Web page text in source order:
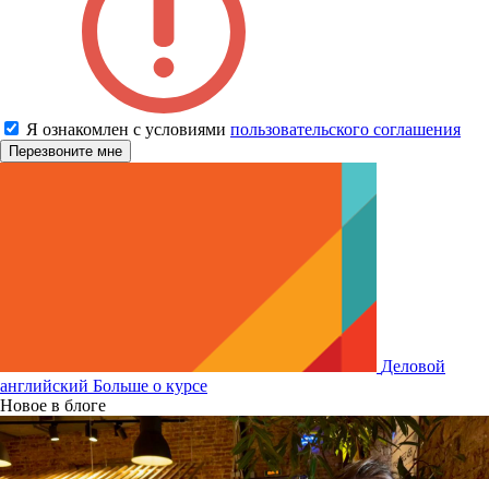
Я ознакомлен с условиями пользовательского соглашения
Деловой
английский Больше о курсе
Новое в блоге